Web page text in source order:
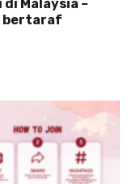
Malaysia –
bertaraf